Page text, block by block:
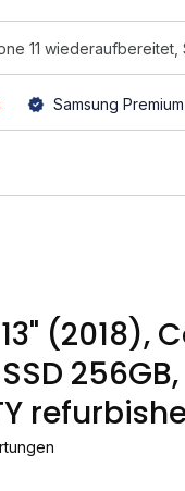
Samsung Premium
(2018),
256GB,